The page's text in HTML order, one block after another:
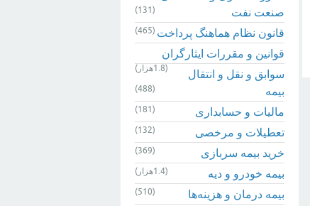
صنعت نفت
(131)
قانون نظام هماهنگ پرداخت (465)
قوانین و مقررات ایثارگران
(1.8هزار)
سوابق و نقل و انتقال
بیمه‌
(488)
مالیات و حسابداری (181)
تعطیلات و مرخصی (132)
خرید بیمه سربازی (369)
بیمه خودرو و دیه (1.4هزار)
بیمه درمان و هزینه‌ها (510)